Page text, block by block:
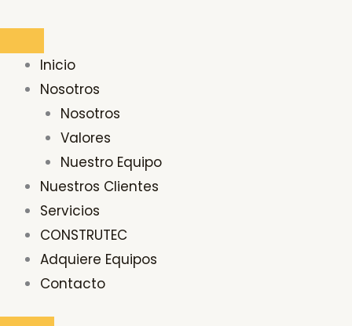
contenido
Inicio
Nosotros
Nosotros
Valores
Nuestro Equipo
Nuestros Clientes
Servicios
CONSTRUTEC
Adquiere Equipos
Contacto